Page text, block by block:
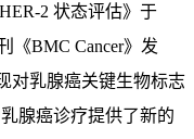
HER-2 状态评估》于
《BMC Cancer》发
对乳腺癌关键生物标志
腺癌诊疗提供了新的